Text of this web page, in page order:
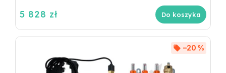
5 828 zł Do koszyka
–20 %